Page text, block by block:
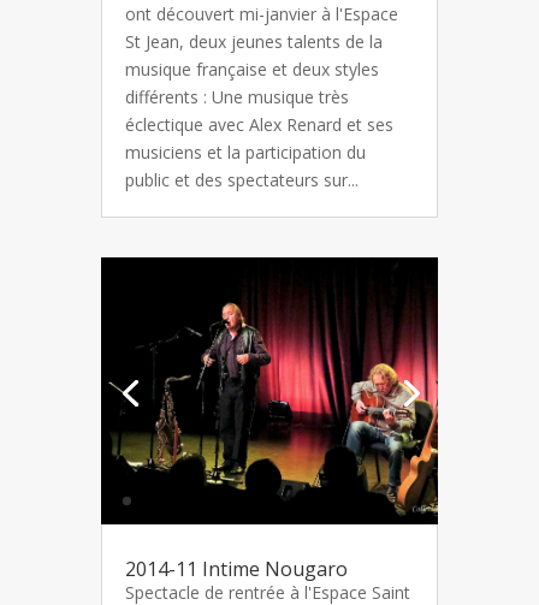
ont découvert mi-janvier à l'Espace
St Jean, deux jeunes talents de la
musique française et deux styles
différents : Une musique très
éclectique avec Alex Renard et ses
musiciens et la participation du
public et des spectateurs sur...
2014-11 Intime Nougaro
Spectacle de rentrée à l'Espace Saint